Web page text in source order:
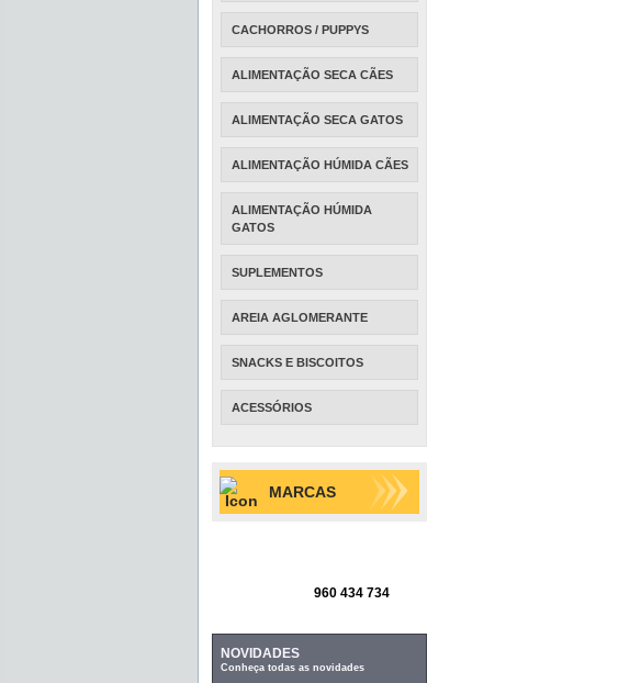
CACHORROS / PUPPYS
ALIMENTAÇÃO SECA CÃES
ALIMENTAÇÃO SECA GATOS
ALIMENTAÇÃO HÚMIDA CÃES
ALIMENTAÇÃO HÚMIDA
GATOS
SUPLEMENTOS
AREIA AGLOMERANTE
SNACKS E BISCOITOS
ACESSÓRIOS
MARCAS
960 434 734
NOVIDADES
Conheça todas as novidades